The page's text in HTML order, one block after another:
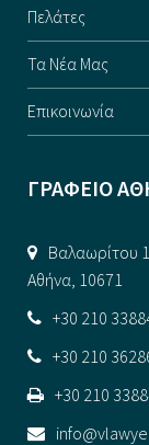
Πελάτες
Τα Νέα Μας
Επικοινωνία
ΓΡΑΦΕΙΟ
Βαλαωρίτου
Αθήνα, 10671
+30 210
+30 210
+30 210